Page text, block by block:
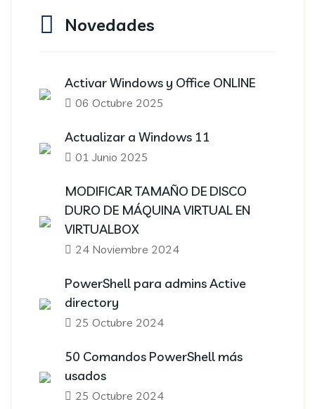
Novedades
06 Octubre 2025
Activar Windows y Office ONLINE
01 Junio 2025
Actualizar a Windows 11
24 Noviembre 2024
MODIFICAR TAMAÑO DE DISCO
DURO DE MÁQUINA VIRTUAL EN
VIRTUALBOX
25 Octubre 2024
PowerShell para admins Active
directory
25 Octubre 2024
50 Comandos PowerShell más
usados